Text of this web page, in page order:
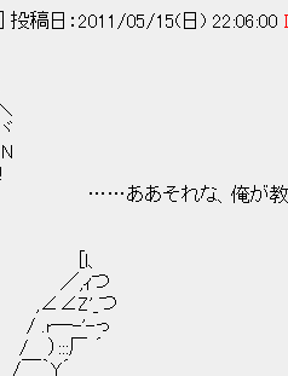
[] 投稿日：2011/05/15(日) 22:06:00
ああそれな、俺が教
._ [l、
＞ ／,ｨつ
,∠∠Z'_つ
. / .r─-'-っ
/ ）:::厂 ´
￣｀Y´